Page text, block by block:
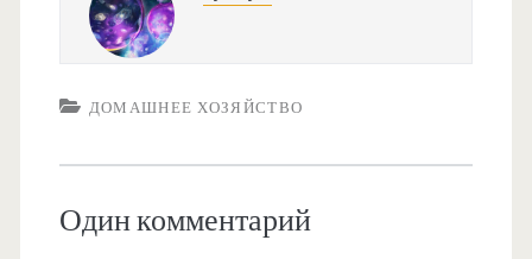
ДОМАШНЕЕ ХОЗЯЙСТВО
Один комментарий